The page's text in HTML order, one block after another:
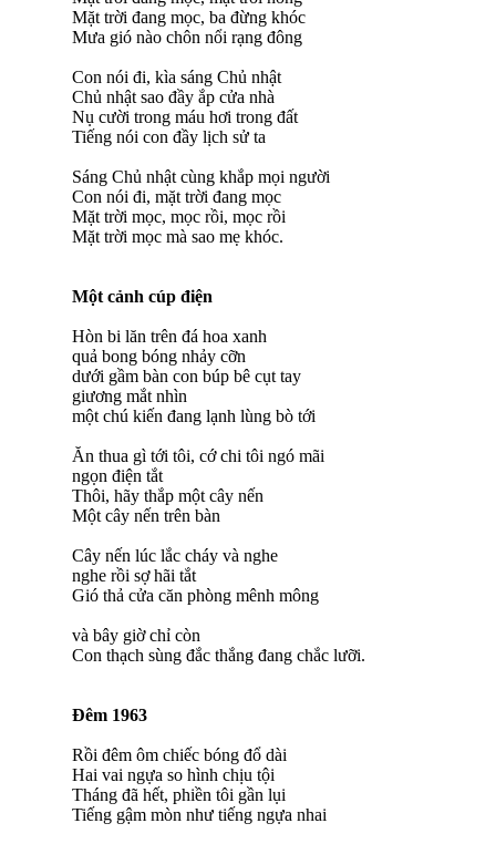
Mặt trời đang mọc, ba đừng khóc
Mưa gió nào chôn nổi rạng đông
Con nói đi, kìa sáng Chủ nhật
Chủ nhật sao đầy ắp cửa nhà
Nụ cười trong máu hơi trong đất
Tiếng nói con đầy lịch sử ta
Sáng Chủ nhật cùng khắp mọi người
Con nói đi, mặt trời đang mọc
Mặt trời mọc, mọc rồi, mọc rồi
Mặt trời mọc mà sao mẹ khóc.
Một cảnh cúp điện
Hòn bi lăn trên đá hoa xanh
quả bong bóng nhảy cỡn
dưới gầm bàn con búp bê cụt tay
giương mắt nhìn
một chú kiến đang lạnh lùng bò tới
Ăn thua gì tới tôi, cớ chi tôi ngó mãi
ngọn điện tắt
Thôi, hãy thắp một cây nến
Một cây nến trên bàn
Cây nến lúc lắc cháy và nghe
nghe rồi sợ hãi tắt
Gió thả cửa căn phòng mênh mông
và bây giờ chỉ còn
Con thạch sùng đắc thắng đang chắc lưỡi.
Đêm 1963
Rồi đêm ôm chiếc bóng đổ dài
Hai vai ngựa so hình chịu tội
Tháng đã hết, phiền tôi gần lụi
Tiếng gậm mòn như tiếng ngựa nhai